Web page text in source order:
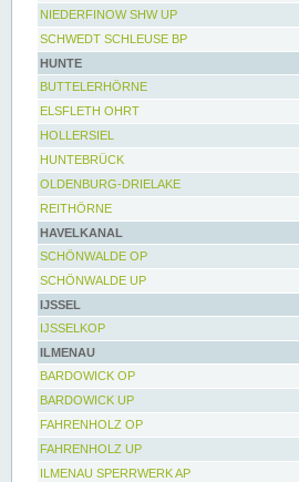
NIEDERFINOW SHW UP
SCHWEDT SCHLEUSE BP
HUNTE
BUTTELERHÖRNE
ELSFLETH OHRT
HOLLERSIEL
HUNTEBRÜCK
OLDENBURG-DRIELAKE
REITHÖRNE
HAVELKANAL
SCHÖNWALDE OP
SCHÖNWALDE UP
IJSSEL
IJSSELKOP
ILMENAU
BARDOWICK OP
BARDOWICK UP
FAHRENHOLZ OP
FAHRENHOLZ UP
ILMENAU SPERRWERK AP